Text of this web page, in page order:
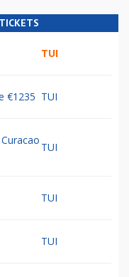
TUI
€1235 TUI
TUI
TUI
TUI